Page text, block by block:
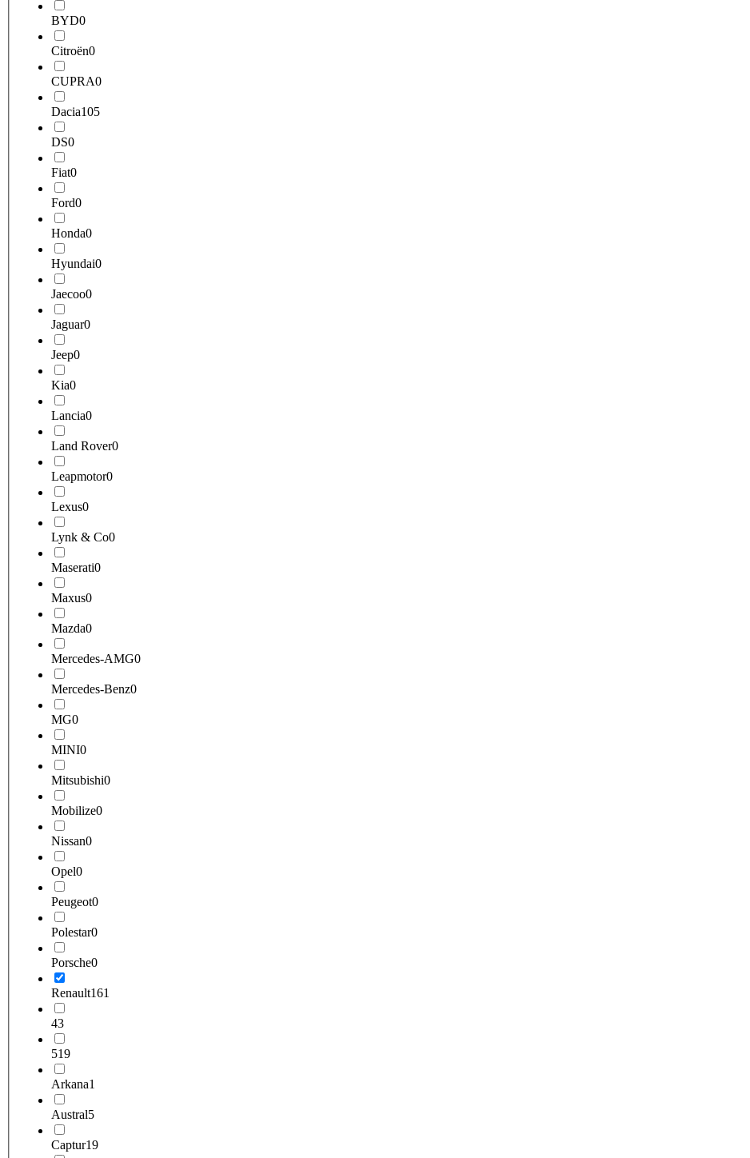
BYD0
Citroën0
CUPRA0
Dacia105
DS0
Fiat0
Ford0
Honda0
Hyundai0
Jaecoo0
Jaguar0
Jeep0
Kia0
Lancia0
Land Rover0
Leapmotor0
Lexus0
Lynk & Co0
Maserati0
Maxus0
Mazda0
Mercedes-AMG0
Mercedes-Benz0
MG0
MINI0
Mitsubishi0
Mobilize0
Nissan0
Opel0
Peugeot0
Polestar0
Porsche0
Renault161
43
519
Arkana1
Austral5
Captur19